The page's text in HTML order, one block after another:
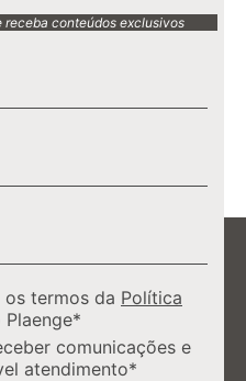
receba conteúdos exclusivos
termos da Política
comunicações e
atendimento*